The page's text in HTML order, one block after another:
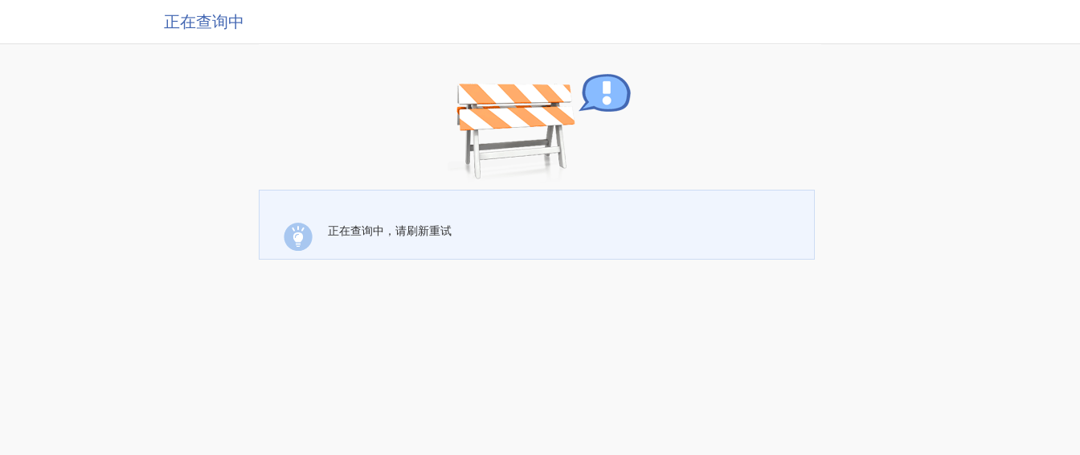
正在查询中
正在查询中，请刷新重试